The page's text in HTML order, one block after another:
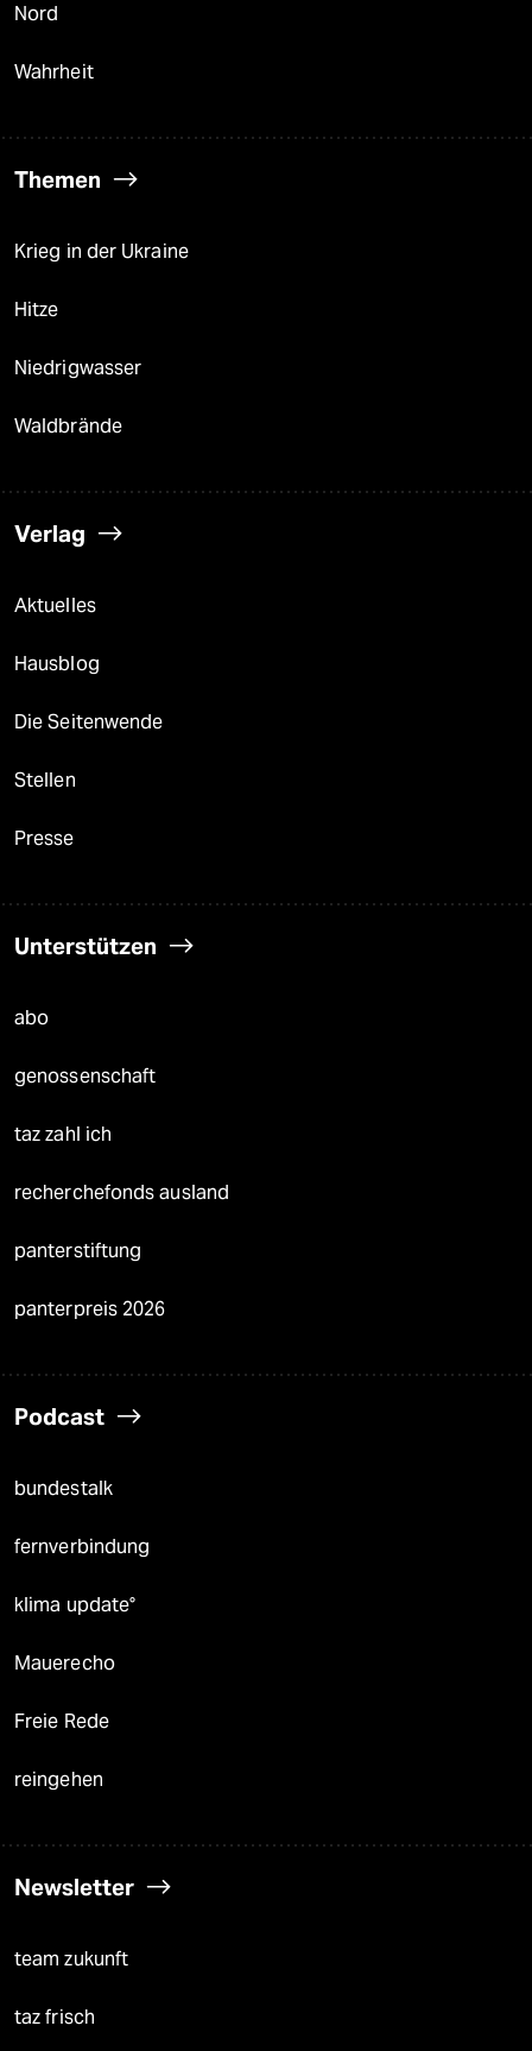
Nord
Wahrheit
Themen
Krieg in der Ukraine
Hitze
Niedrigwasser
Waldbrände
Verlag
Aktuelles
Hausblog
Die Seitenwende
Stellen
Presse
Unterstützen
abo
genossenschaft
taz zahl ich
recherchefonds ausland
panterstiftung
panterpreis 2026
Podcast
bundestalk
fernverbindung
klima update°
Mauerecho
Freie Rede
reingehen
Newsletter
team zukunft
taz frisch